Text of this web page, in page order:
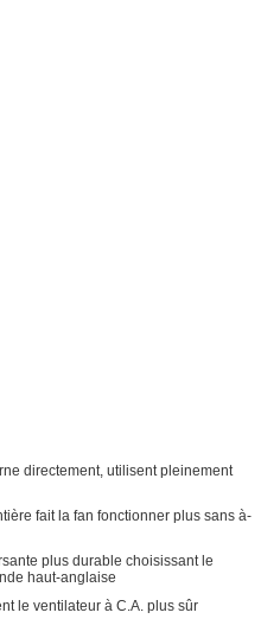
directement, utilisent pleinement
fait la fan fonctionner plus sans à-
plus durable choisissant le
haut-anglaise
le ventilateur à C.A. plus sûr